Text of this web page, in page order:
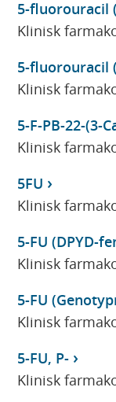
5-fluorouracil
Klinisk
5-fluorouracil
Klinisk
5-F-PB-22-(3-
Klinisk
5FU
Klinisk
5-FU (DPYD-
Klinisk
5-FU
Klinisk
5-FU, P-
Klinisk